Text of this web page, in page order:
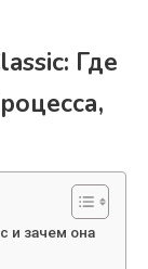
Где
и зачем она